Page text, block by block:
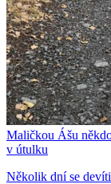
Maličkou Ášu
v útulku
Několik dní se